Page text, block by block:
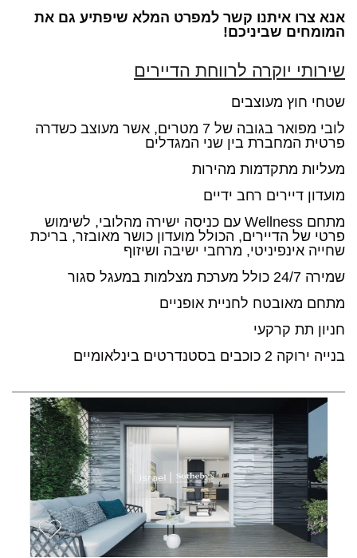
אנא צרו איתנו קשר למפרט המלא שיפתיע גם את
המומחים שביניכם!
שירותי יוקרה לרווחת הדיירים
שטחי חוץ מעוצבים
לובי מפואר בגובה של 7 מטרים, אשר מעוצב כשדרה
פרטית המחברת בין שני המגדלים
מעליות מתקדמות מהירות
מועדון דיירים רחב ידיים
מתחם Wellness עם כניסה ישירה מהלובי, לשימוש
פרטי של הדיירים, הכולל מועדון כושר מאובזר, בריכת
שחייה אינפיניטי, מרחבי ישיבה ושיזוף
שמירה 24/7 כולל מערכת מצלמות במעגל סגור
מתחם מאובטח לחניית אופניים
חניון תת קרקעי
בנייה ירוקה 2 כוכבים בסטנדרטים בינלאומיים